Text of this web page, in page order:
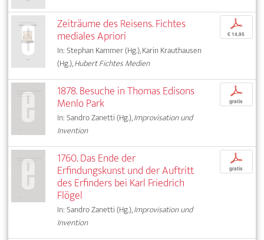
Zeiträume des Reisens. Fichtes
mediales Apriori
In: Stephan Kammer (Hg.), Karin Krauthausen
(Hg.),Hubert Fichtes Medien
p
€ 14,95
1878. Besuche in Thomas Edisons
Menlo Park
In: Sandro Zanetti (Hg.),Improvisation und
Invention
p
gratis
1760. Das Ende der
Erfindungskunst und der Auftritt
des Erfinders bei Karl Friedrich
Flögel
In: Sandro Zanetti (Hg.),Improvisation und
Invention
p
gratis